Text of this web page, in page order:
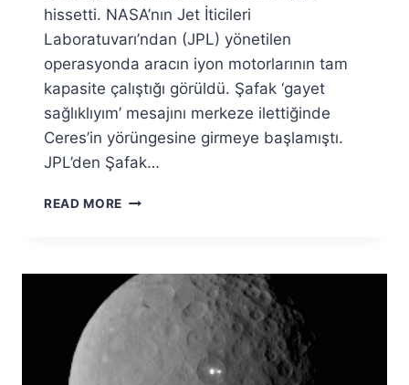
hissetti. NASA’nın Jet İticileri
Laboratuvarı’ndan (JPL) yönetilen
operasyonda aracın iyon motorlarının tam
kapasite çalıştığı görüldü. Şafak ‘gayet
sağlıklıyım’ mesajını merkeze ilettiğinde
Ceres’in yörüngesine girmeye başlamıştı.
JPL’den Şafak…
READ MORE CERES’TE